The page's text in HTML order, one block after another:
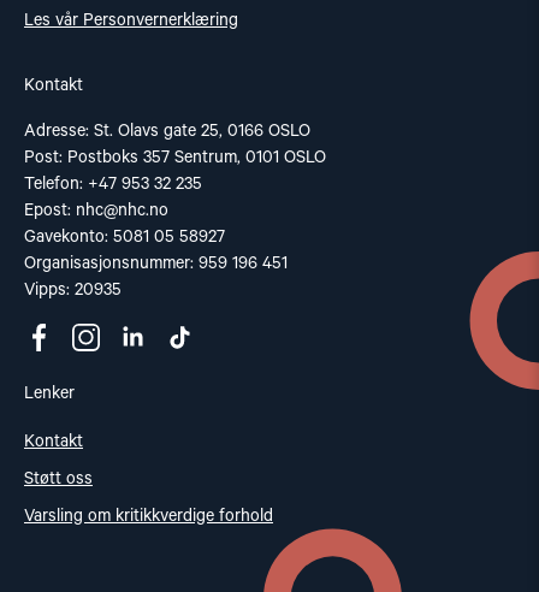
Les vår Personvernerklæring
Kontakt
Adresse: St. Olavs gate 25, 0166 OSLO
Post: Postboks 357 Sentrum, 0101 OSLO
Telefon: +47 953 32 235
Epost: nhc@nhc.no
Gavekonto: 5081 05 58927
Organisasjonsnummer: 959 196 451
Vipps: 20935
Lenker
Kontakt
Støtt oss
Varsling om kritikkverdige forhold